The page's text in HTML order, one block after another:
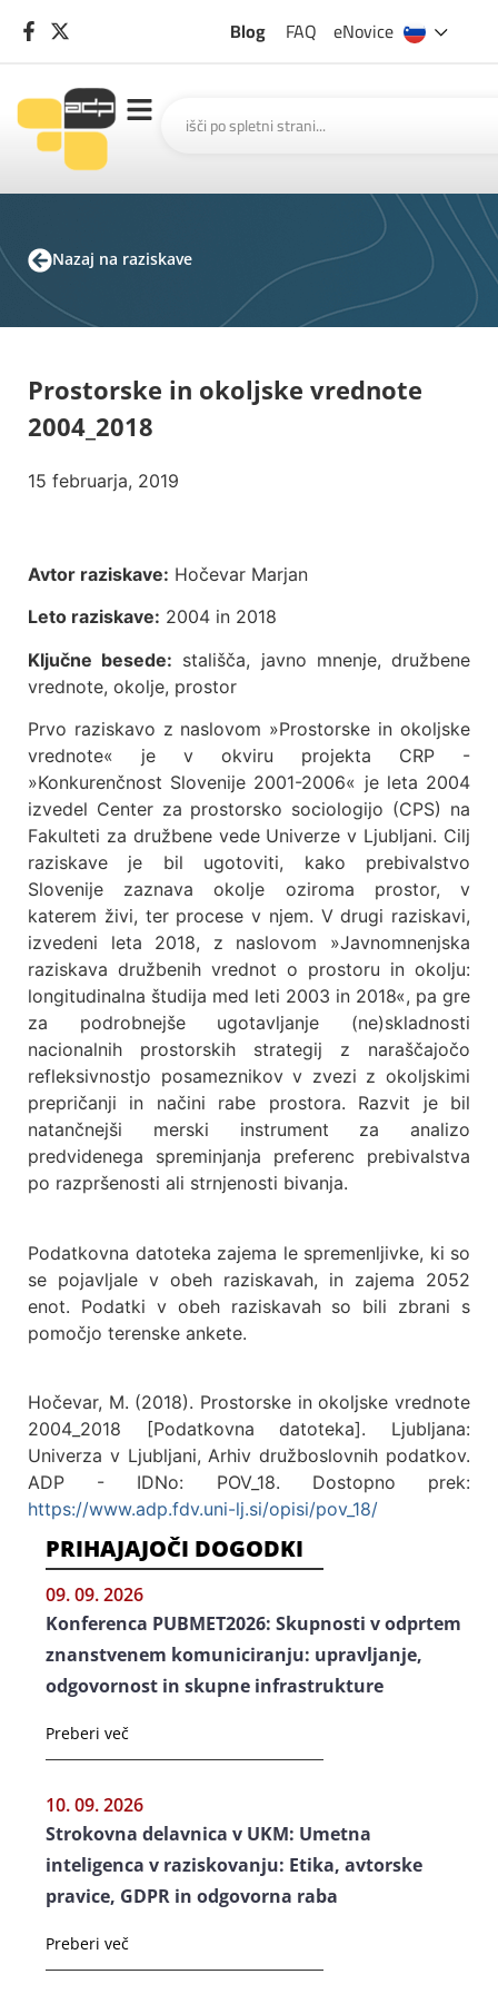
Blog FAQ eNovice
Nazaj na raziskave
Prostorske in okoljske vrednote
2004_2018
15 februarja, 2019
Avtor raziskave: Hočevar Marjan
Leto raziskave: 2004 in 2018
Ključne besede: stališča, javno mnenje, družbene
vrednote, okolje, prostor
Prvo raziskavo z naslovom »Prostorske in okoljske
vrednote« je v okviru projekta CRP -
»Konkurenčnost Slovenije 2001-2006« je leta 2004
izvedel Center za prostorsko sociologijo (CPS) na
Fakulteti za družbene vede Univerze v Ljubljani. Cilj
raziskave je bil ugotoviti, kako prebivalstvo
Slovenije zaznava okolje oziroma prostor, v
katerem živi, ter procese v njem. V drugi raziskavi,
izvedeni leta 2018, z naslovom »Javnomnenjska
raziskava družbenih vrednot o prostoru in okolju:
longitudinalna študija med leti 2003 in 2018«, pa gre
za podrobnejše ugotavljanje (ne)skladnosti
nacionalnih prostorskih strategij z naraščajočo
refleksivnostjo posameznikov v zvezi z okoljskimi
prepričanji in načini rabe prostora. Razvit je bil
natančnejši merski instrument za analizo
predvidenega spreminjanja preferenc prebivalstva
po razpršenosti ali strnjenosti bivanja.
Podatkovna datoteka zajema le spremenljivke, ki so
se pojavljale v obeh raziskavah, in zajema 2052
enot. Podatki v obeh raziskavah so bili zbrani s
pomočjo terenske ankete.
Hočevar, M. (2018). Prostorske in okoljske vrednote
2004_2018 [Podatkovna datoteka]. Ljubljana:
Univerza v Ljubljani, Arhiv družboslovnih podatkov.
ADP - IDNo: POV_18. Dostopno prek:
https://www.adp.fdv.uni-lj.si/opisi/pov_18/
PRIHAJAJOČI DOGODKI
09. 09. 2026
Konferenca PUBMET2026: Skupnosti v odprtem
znanstvenem komuniciranju: upravljanje,
odgovornost in skupne infrastrukture
Preberi več
10. 09. 2026
Strokovna delavnica v UKM: Umetna
inteligenca v raziskovanju: Etika, avtorske
pravice, GDPR in odgovorna raba
Preberi več